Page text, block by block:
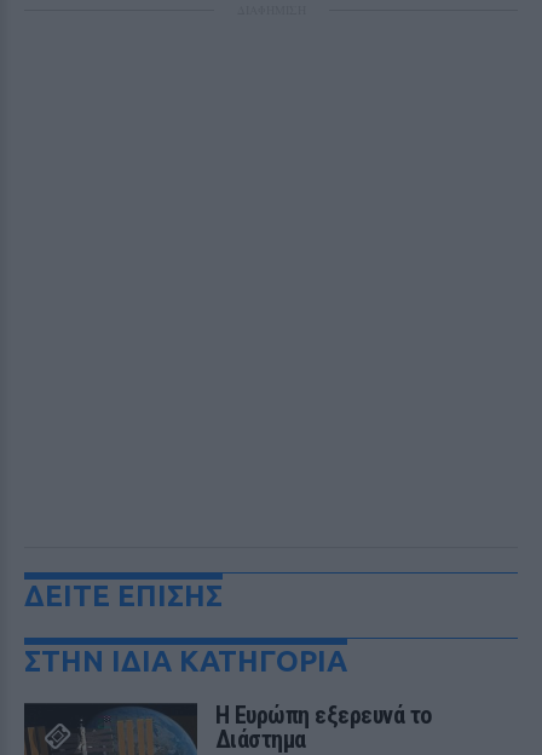
ΔΕΙΤΕ ΕΠΙΣΗΣ
ΣΤΗΝ ΙΔΙΑ ΚΑΤΗΓΟΡΙΑ
Η Ευρώπη εξερευνά το
Διάστημα